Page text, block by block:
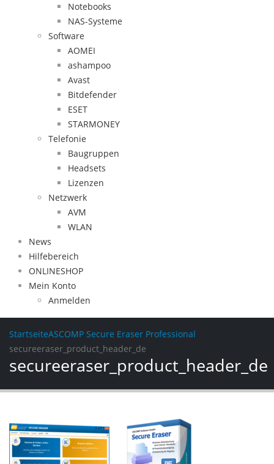
Notebooks
NAS-Systeme
Software
AOMEI
ashampoo
Avast
Bitdefender
ESET
STARMONEY
Telefonie
Baugruppen
Headsets
Lizenzen
Netzwerk
AVM
WLAN
News
Hilfebereich
ONLINESHOP
Mein Konto
Anmelden
StartseiteASCOMP Secure Eraser Professional
secureeraser_product_header_de
secureeraser_product_header_de